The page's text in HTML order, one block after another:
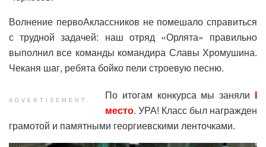
Волнение первоАклассников не помешало справиться
с трудной задачей: наш отряд «Орлята» правильно
выполнил все команды командира Славы Хромушина.
Чеканя шаг, ребята бойко пели строевую песню.
ADVERTISEMENT По итогам конкурса мы заняли I
место. УРА! Класс был награжден
грамотой и памятными георгиевскими ленточками.